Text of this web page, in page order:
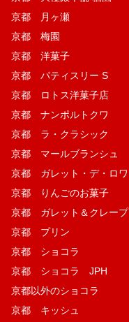
京都 月ヶ瀬
京都 梅園
京都 洋菓子
京都 パティスリー S
京都 ロトス洋菓子店
京都 ナンポルトクワ
京都 ラ・クラシック
京都 マールブランシュ
京都 ガレット・デ・ロワ
京都 りんごのお菓子
京都 ガレット＆クレープ
京都 プリン
京都 ショコラ
京都 ショコラ JPH
京都以外のショコラ
京都 キッシュ